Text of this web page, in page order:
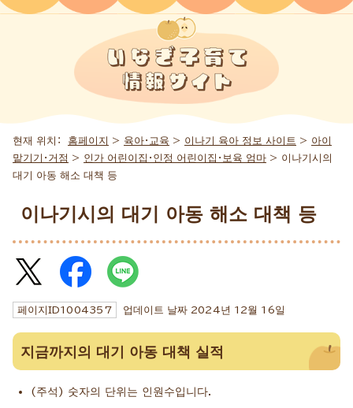
현재 위치： 홈페이지 > 육아・교육 > 이나기 육아 정보 사이트 > 아이
맡기기・거점 > 인가 어린이집・인정 어린이집・보육 엄마 > 이나기시의
대기 아동 해소 대책 등
이나기시의 대기 아동 해소 대책 등
페이지ID1004357 업데이트 날짜 2024년 12월 16일
지금까지의 대기 아동 대책 실적
(주석) 숫자의 단위는 인원수입니다.